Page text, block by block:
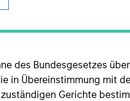
des Bundesgesetzes
in Übereinstimmung mit
Gerichte
Investment Team
Partners